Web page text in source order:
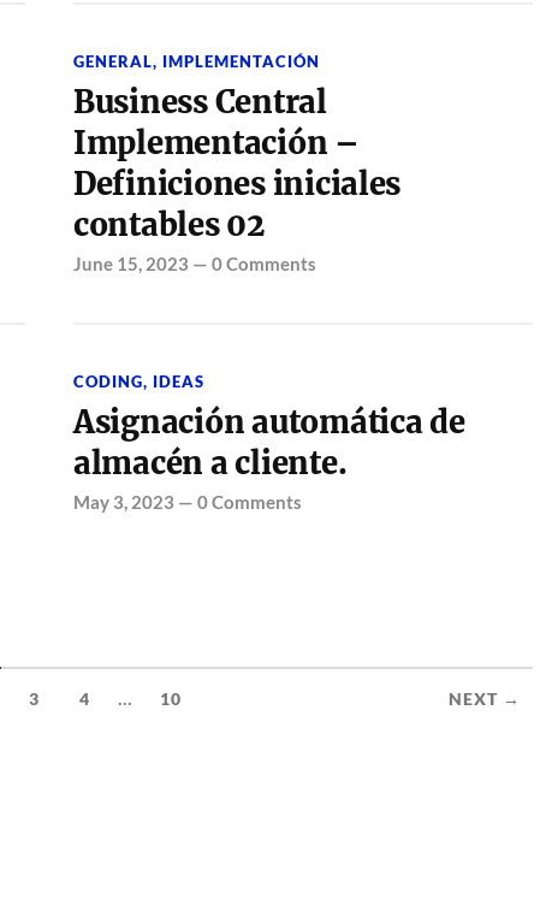
GENERAL, IMPLEMENTACIÓN
Business Central
Implementación –
Definiciones iniciales
contables 02
June 15, 2023 — 0 Comments
CODING, IDEAS
Asignación automática de
almacén a cliente.
May 3, 2023 — 0 Comments
3 4 ... 10 NEXT →